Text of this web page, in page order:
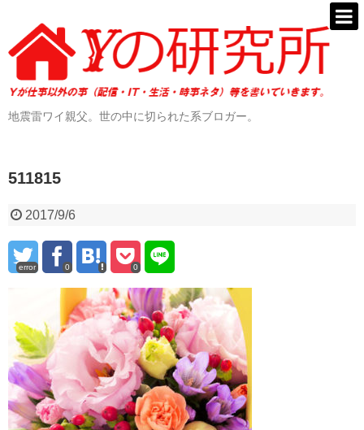
地震雷ワイ親父。世の中に切られた系ブロガー。
511815
2017/9/6
error 0 0